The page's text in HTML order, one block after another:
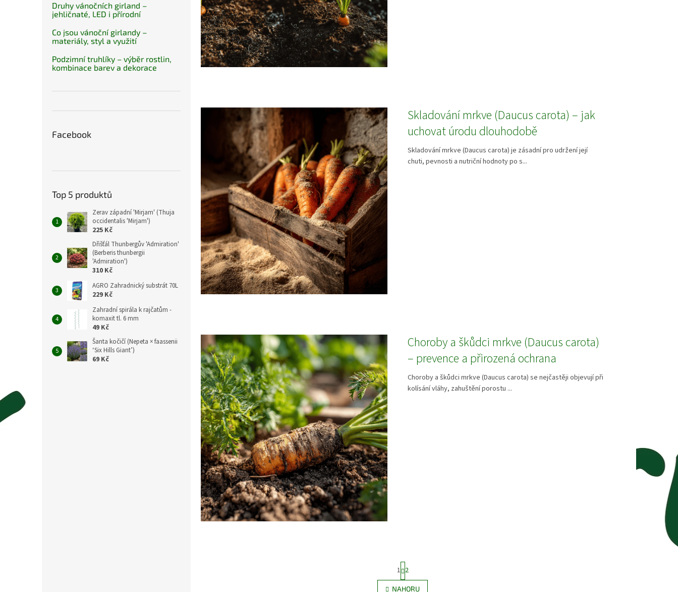
Druhy vánočních girland –
jehličnaté, LED i přírodní
Co jsou vánoční girlandy –
materiály, styl a využití
Podzimní truhlíky – výběr rostlin,
kombinace barev a dekorace
Facebook
Top 5 produktů
Zerav západní 'Mirjam' (Thuja
occidentalis 'Mirjam')
225 Kč
Dřišťál Thunbergův 'Admiration'
(Berberis thunbergii
'Admiration')
310 Kč
AGRO Zahradnický substrát 70L
229 Kč
Zahradní spirála k rajčatům -
komaxit tl. 6 mm
49 Kč
Šanta kočičí (Nepeta × faassenii
‘Six Hills Giant’)
69 Kč
Skladování mrkve (Daucus carota) – jak
uchovat úrodu dlouhodobě
Skladování mrkve (Daucus carota) je zásadní pro udržení její
chuti, pevnosti a nutriční hodnoty po s...
Choroby a škůdci mrkve (Daucus carota)
– prevence a přirozená ochrana
Choroby a škůdci mrkve (Daucus carota) se nejčastěji objevují při
kolísání vláhy, zahuštění porostu ...
O
S
t
r
1 2
NAHORU